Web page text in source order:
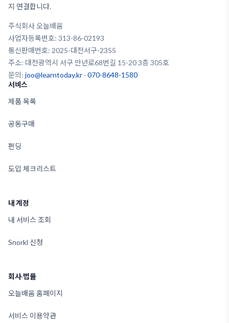
지 연결합니다.
주식회사 오늘배움
사업자등록번호: 313-86-02193
통신판매번호: 2025-대전서구-2355
주소: 대전광역시 서구 만년로68번길 15-20 3층 305호
문의: joo@learntoday.kr · 070-8648-1580
서비스
제품 목록
공동구매
펀딩
도입 체크리스트
내 계정
내 서비스 조회
Snorkl 신청
회사·법률
오늘배움 홈페이지
서비스 이용약관